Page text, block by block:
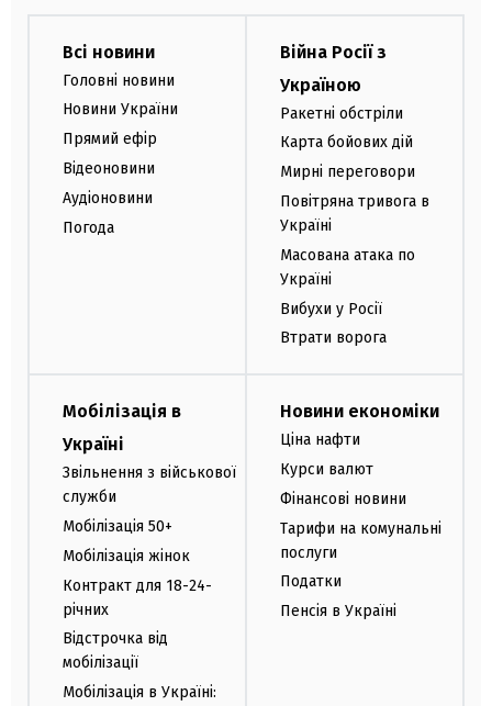
Всі новини
Головні новини
Новини України
Прямий ефір
Відеоновини
Аудіоновини
Погода
Війна Росії з
Україною
Ракетні обстріли
Карта бойових дій
Мирні переговори
Повітряна тривога в
Україні
Масована атака по
Україні
Вибухи у Росії
Втрати ворога
Мобілізація в
Україні
Звільнення з військової
служби
Мобілізація 50+
Мобілізація жінок
Контракт для 18-24-
річних
Відстрочка від
мобілізації
Мобілізація в Україні:
Новини економіки
Ціна нафти
Курси валют
Фінансові новини
Тарифи на комунальні
послуги
Податки
Пенсія в Україні